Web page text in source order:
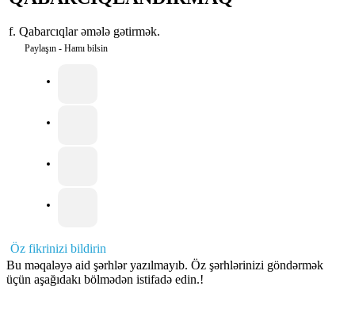
f. Qabarcıqlar əmələ gətirmək.
Paylaşın - Hamı bilsin
Öz fikrinizi bildirin
Bu məqaləyə aid şərhlər yazılmayıb. Öz şərhlərinizi göndərmək
üçün aşağıdakı bölmədən istifadə edin.!